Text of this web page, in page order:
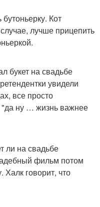
Кот
лучше прицепить
букет на свадьбе
увидели
все просто
"да ну … жизнь важнее
ли на свадьбе
фильм потом
Халк говорит, что